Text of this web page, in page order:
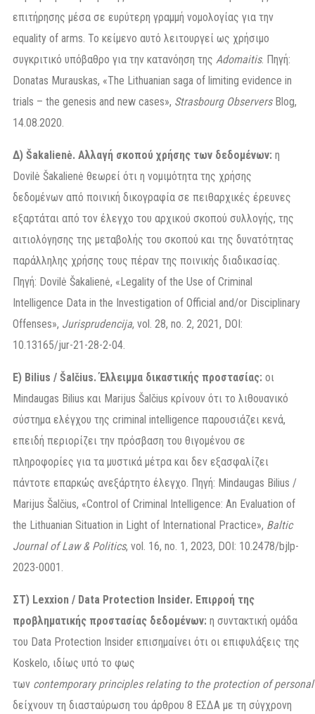
επιτήρησης μέσα σε ευρύτερη γραμμή νομολογίας για την
equality of arms. Το κείμενο αυτό λειτουργεί ως χρήσιμο
συγκριτικό υπόβαθρο για την κατανόηση της Adomaitis. Πηγή:
Donatas Murauskas, «The Lithuanian saga of limiting evidence in
trials – the genesis and new cases», Strasbourg ObserversBlog,
14.08.2020.
Δ) Šakalienė. Αλλαγή σκοπού χρήσης των δεδομένων: η
Dovilė Šakalienė θεωρεί ότι η νομιμότητα της χρήσης
δεδομένων από ποινική δικογραφία σε πειθαρχικές έρευνες
εξαρτάται από τον έλεγχο του αρχικού σκοπού συλλογής, της
αιτιολόγησης της μεταβολής του σκοπού και της δυνατότητας
παράλληλης χρήσης τους πέραν της ποινικής διαδικασίας.
Πηγή: Dovilė Šakalienė, «Legality of the Use of Criminal
Intelligence Data in the Investigation of Official and/or Disciplinary
Offenses», Jurisprudencija, vol. 28, no. 2, 2021, DOI:
10.13165/jur-21-28-2-04.
Ε) Bilius / Šalčius. Έλλειμμα δικαστικής προστασίας: οι
Mindaugas Bilius και Marijus Šalčius κρίνουν ότι το λιθουανικό
σύστημα ελέγχου της criminal intelligence παρουσιάζει κενά,
επειδή περιορίζει την πρόσβαση του θιγομένου σε
πληροφορίες για τα μυστικά μέτρα και δεν εξασφαλίζει
πάντοτε επαρκώς ανεξάρτητο έλεγχο. Πηγή: Mindaugas Bilius /
Marijus Šalčius, «Control of Criminal Intelligence: An Evaluation of
the Lithuanian Situation in Light of International Practice», Baltic
Journal of Law & Politics, vol. 16, no. 1, 2023, DOI: 10.2478/bjlp-
2023-0001.
ΣΤ) Lexxion / Data Protection Insider. Επιρροή της
προβληματικής προστασίας δεδομένων: η συντακτική ομάδα
του Data Protection Insider επισημαίνει ότι οι επιφυλάξεις της
Koskelo, ιδίως υπό το φως
των contemporary principles relating to the protection of personal
δείχνουν τη διασταύρωση του άρθρου 8 ΕΣΔΑ με τη σύγχρονη